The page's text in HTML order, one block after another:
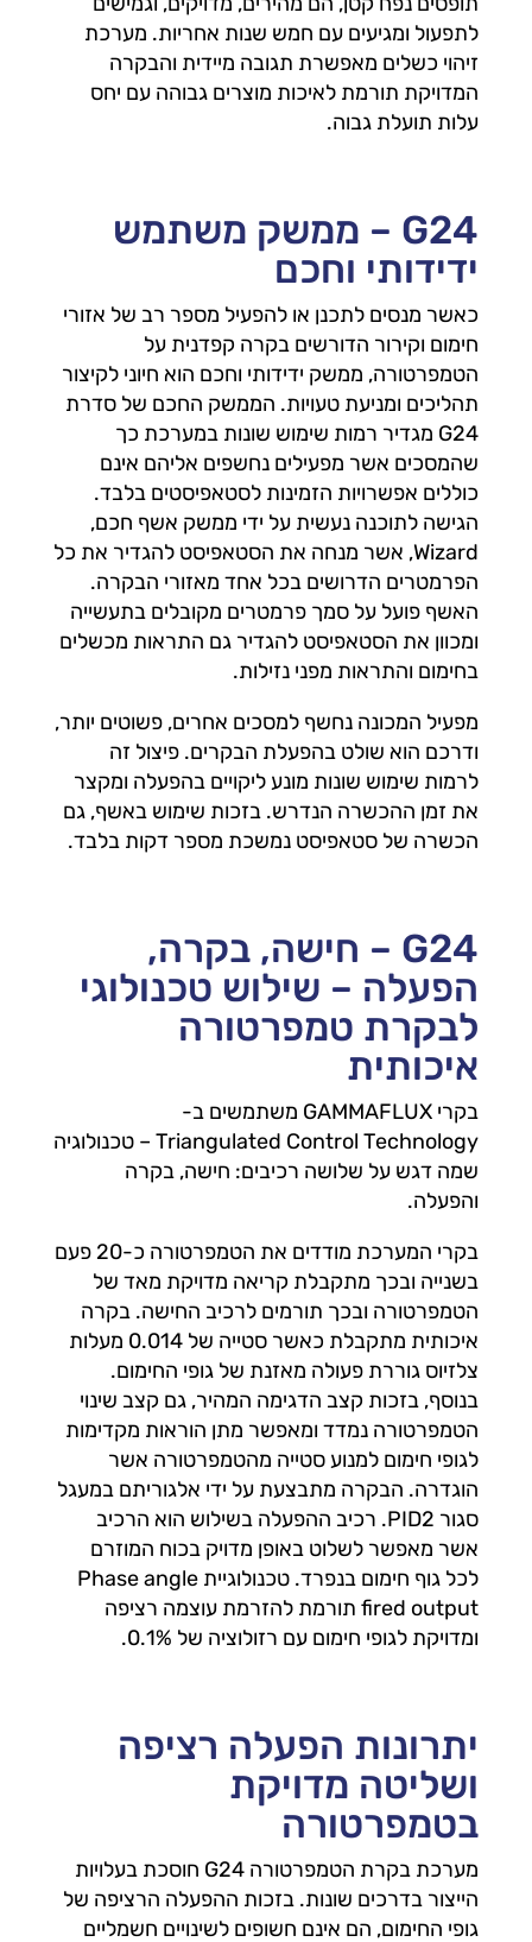
לתפעול ומגיעים עם חמש שנות אחריות. מערכת
זיהוי כשלים מאפשרת תגובה מיידית והבקרה
המדויקת תורמת לאיכות מוצרים גבוהה עם יחס
עלות תועלת גבוה.
G24 – ממשק משתמש
ידידותי וחכם
כאשר מנסים לתכנן או להפעיל מספר רב של אזורי
חימום וקירור הדורשים בקרה קפדנית על
הטמפרטורה, ממשק ידידותי וחכם הוא חיוני לקיצור
תהליכים ומניעת טעויות. הממשק החכם של סדרת
G24 מגדיר רמות שימוש שונות במערכת כך
שהמסכים אשר מפעילים נחשפים אליהם אינם
כוללים אפשרויות הזמינות לסטאפיסטים בלבד.
הגישה לתוכנה נעשית על ידי ממשק אשף חכם,
Wizard, אשר מנחה את הסטאפיסט להגדיר את כל
הפרמטרים הדרושים בכל אחד מאזורי הבקרה.
האשף פועל על סמך פרמטרים מקובלים בתעשייה
ומכוון את הסטאפיסט להגדיר גם התראות מכשלים
בחימום והתראות מפני נזילות.
מפעיל המכונה נחשף למסכים אחרים, פשוטים יותר,
ודרכם הוא שולט בהפעלת הבקרים. פיצול זה
לרמות שימוש שונות מונע ליקויים בהפעלה ומקצר
את זמן ההכשרה הנדרש. בזכות שימוש באשף, גם
הכשרה של סטאפיסט נמשכת מספר דקות בלבד.
G24 – חישה, בקרה,
הפעלה – שילוש טכנולוגי
לבקרת טמפרטורה
איכותית
בקרי GAMMAFLUX משתמשים ב-
Triangulated Control Technology – טכנולוגיה
שמה דגש על שלושה רכיבים: חישה, בקרה
והפעלה.
בקרי המערכת מודדים את הטמפרטורה כ-20 פעם
בשנייה ובכך מתקבלת קריאה מדויקת מאד של
הטמפרטורה ובכך תורמים לרכיב החישה. בקרה
איכותית מתקבלת כאשר סטייה של 0.014 מעלות
צלזיוס גוררת פעולה מאזנת של גופי החימום.
בנוסף, בזכות קצב הדגימה המהיר, גם קצב שינוי
הטמפרטורה נמדד ומאפשר מתן הוראות מקדימות
לגופי חימום למנוע סטייה מהטמפרטורה אשר
הוגדרה. הבקרה מתבצעת על ידי אלגוריתם במעגל
סגור PID2. רכיב ההפעלה בשילוש הוא הרכיב
אשר מאפשר לשלוט באופן מדויק בכוח המוזרם
לכל גוף חימום בנפרד. טכנולוגיית Phase angle
fired output תורמת להזרמת עוצמה רציפה
ומדויקת לגופי חימום עם רזולוציה של 0.1%.
יתרונות הפעלה רציפה
ושליטה מדויקת
בטמפרטורה
מערכת בקרת הטמפרטורה G24 חוסכת בעלויות
הייצור בדרכים שונות. בזכות ההפעלה הרציפה של
גופי החימום, הם אינם חשופים לשינויים חשמליים